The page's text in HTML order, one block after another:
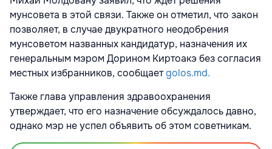
мунсовета в этой связи. Также он отметил, что закон
позволяет, в случае двукратного неодобрения
мунсоветом названных кандидатур, назначения их
генеральным мэром Дорином Киртоакэ без согласия
местных избранников, сообщаетgolos.md.
Также глава управления здравоохранения
утверждает, что его назначение обсуждалось давно,
однако мэр не успел объявить об этом советникам.